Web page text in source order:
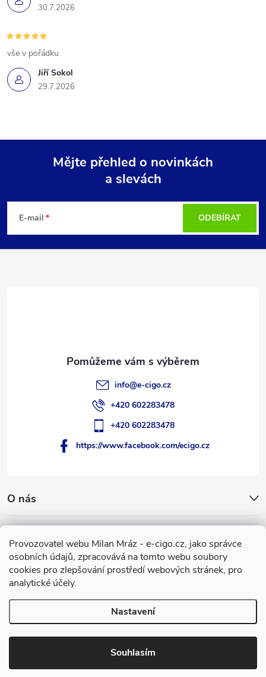
Provozovatel webu Milan Mráz - e-cigo.cz, jako správce
osobních údajů, zpracovává na tomto webu soubory
cookies pro zlepšování prostředí webových stránek, pro
analytické účely.
Nastavení
Souhlasím
30.7.2026
Jiří Sokol
29.7.2026
vše v pořádku
p
Mějte přehled o novinkách
a slevách
E-mail ODEBÍRAT
O nás
Facebook
info@e-cigo.cz
+420 602283478
+420 602283478
https://www.facebook.com/ecigo.cz
Vytvořil Shoptet
Copyright 2007-2026e-cigo.cz. Všechna práva vyhrazena.